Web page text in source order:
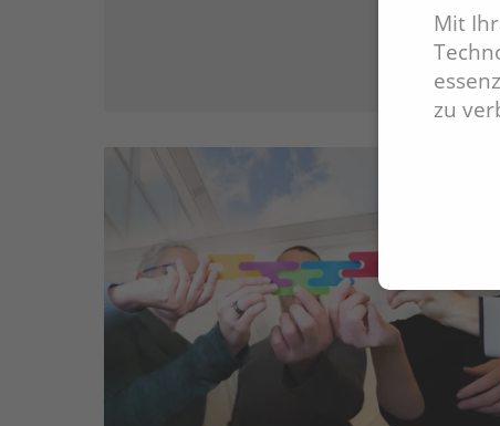
Mit
zu